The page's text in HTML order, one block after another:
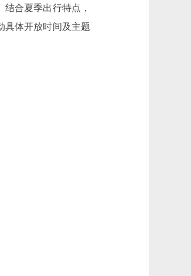
合夏季出行特点，
具体开放时间及主题